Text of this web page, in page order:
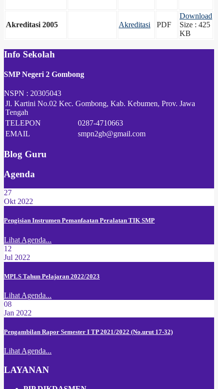
Akreditasi 2005 Akreditasi PDF
Download
Size : 425
KB
Info Sekolah
SMP Negeri 2 Gombong
NSPN : 20305043
Jl. Kartini No.02 Kec. Gombong, Kab. Kebumen, Prov. Jawa
Tengah
TELEPON
0287-4710663
EMAIL
smpn2gb@gmail.com
Blog Guru
Agenda
27
Okt 2022
Pengisian Instrumen Pemanfaatan Peralatan TIK SMP
Lihat Agenda...
12
Jul 2022
MPLS Tahun Pelajaran 2022/2023
Lihat Agenda...
08
Jan 2022
Pengambilan Rapor Semester I TP 2021/2022 (No.urut 17-32)
Lihat Agenda...
LAYANAN